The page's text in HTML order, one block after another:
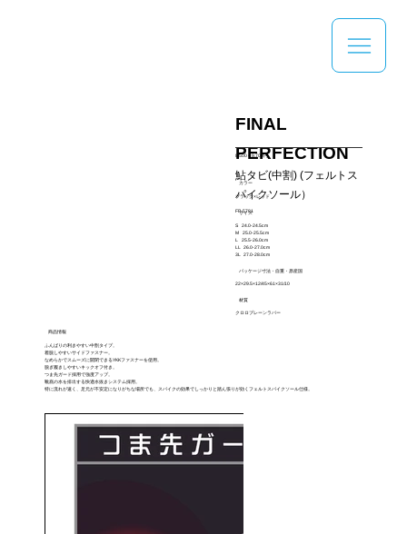
商品情報
ふんばりの利きやすい中割タイプ。
着脱しやすいサイドファスナー。
なめらかでスムーズに開閉できるYKKファスナーを使用。
脱ぎ履きしやすいキックオフ付き。
つま先ガード採用で強度アップ。
靴底の水を排出する快適水抜きシステム採用。
特に流れが速く、足元が不安定になりがちな場所でも、スパイクの効果でしっかりと踏ん張りが効くフェルトスパイクソール仕様。
FINAL
PERFECTION
鮎タビ(中割) (フェルトス
パイクソール）
FP-5781
8,500～9,700円
カラー
ブラック×レッド
サイズ
S 24.0-24.5cm
M 25.0-25.5cm
L 25.5-26.0cm
LL 26.0-27.0cm
3L 27.0-28.0cm
パッケージ寸法・自重・原産国
22×29.5×12/45×61×31/10
材質
クロロプレーンラバー